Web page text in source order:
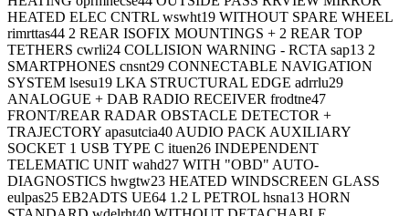
HEATED ELEC CNTRL wswht19 WITHOUT SPARE WHEEL
rimrttas44 2 REAR ISOFIX MOUNTINGS + 2 REAR TOP
TETHERS cwrli24 COLLISION WARNING - RCTA sap13 2
SMARTPHONES cnsnt29 CONNECTABLE NAVIGATION
SYSTEM lsesu19 LKA STRUCTURAL EDGE adrrlu29
ANALOGUE + DAB RADIO RECEIVER frodtne47
FRONT/REAR RADAR OBSTACLE DETECTOR +
TRAJECTORY apasutcia40 AUDIO PACK AUXILIARY
SOCKET 1 USB TYPE C ituen26 INDEPENDENT
TELEMATIC UNIT wahd27 WITH "OBD" AUTO-
DIAGNOSTICS hwgtw23 HEATED WINDSCREEN GLASS
eulpas25 EB2ADTS UE64 1.2 L PETROL hsna13 HORN